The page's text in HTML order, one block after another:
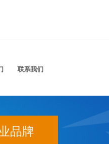
系列，线束，绝缘端子、护套系
联系我们
品牌